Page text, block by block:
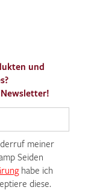
und
meiner
Seiden
habe ich
diese.